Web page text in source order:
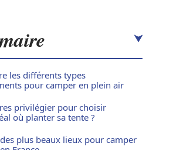
les différents types
pour camper en plein air
privilégier pour choisir
où planter sa tente ?
plus beaux lieux pour camper